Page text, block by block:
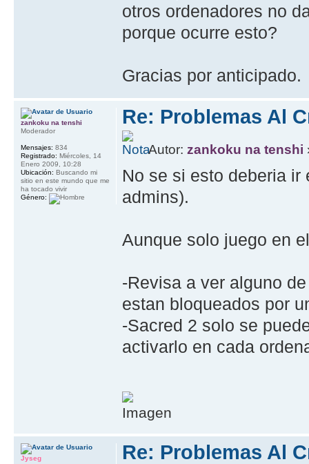
otros ordenadores no
porque ocurre esto?
Gracias por anticipado.
Re: Problemas Al
Autor:zankoku na tenshi
No se si esto deberia
admins).
Aunque solo juego en
-Revisa a ver alguno
estan bloqueados por
-Sacred 2 solo se
activarlo en cada
zankoku na tenshi
Moderador
Mensajes: 834
Registrado: Miércoles, 14
Enero 2009, 10:28
Ubicación: Buscando mi
sitio en este mundo que me
ha tocado vivir
Género:
Re: Problemas Al
Jyseg